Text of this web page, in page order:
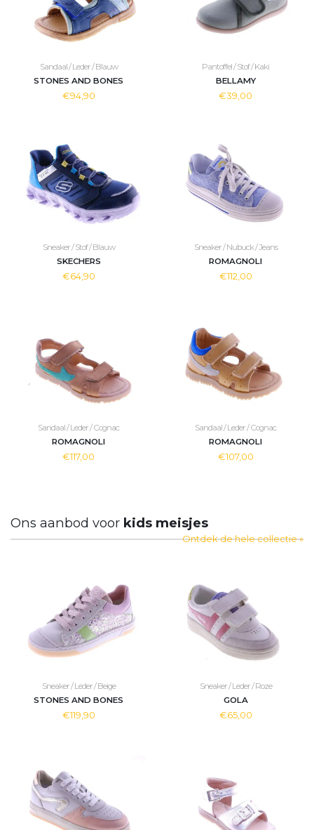
Sandaal / Leder / Blauw
STONES AND BONES
€94,90
Pantoffel / Stof / Kaki
BELLAMY
€39,00
Sneaker / Stof / Blauw
SKECHERS
€64,90
Sneaker / Nubuck / Jeans
ROMAGNOLI
€112,00
Sandaal / Leder / Cognac
ROMAGNOLI
€117,00
Sandaal / Leder / Cognac
ROMAGNOLI
€107,00
Ons aanbod voor kids meisjes
Ontdek de hele collectie »
Sneaker / Leder / Beige
STONES AND BONES
€119,90
Sneaker / Leder / Roze
GOLA
€65,00